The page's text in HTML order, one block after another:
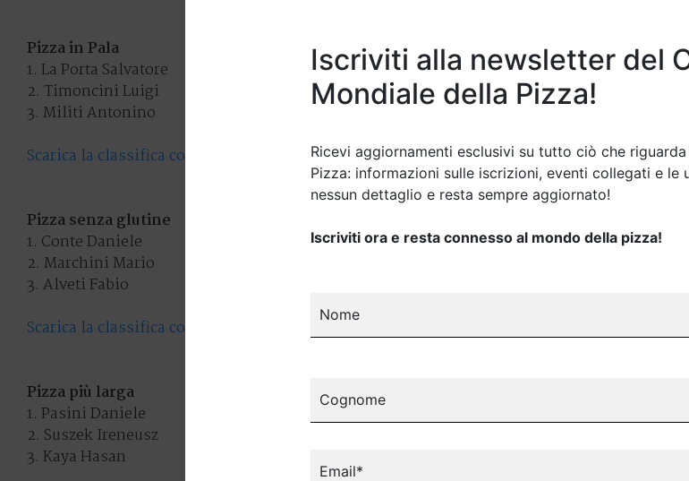
Iscriviti alla newsletter del
Mondiale della Pizza!
Ricevi aggiornamenti esclusivi su tutto ciò che
Pizza: informazioni sulle iscrizioni, eventi collegati e le
nessun dettaglio e resta sempre aggiornato!
Iscriviti ora e resta connesso al mondo della pizza!
Nome
Cognome
Email*
Pizza in Pala
1. La Porta Salvatore
2. Timoncini Luigi
3. Militi Antonino
Scarica la classifica completa della categoria Pizza in Pala
Pizza senza glutine
1. Conte Daniele
2. Marchini Mario
3. Alveti Fabio
Scarica la classifica completa della categoria Pizza senza glutine
Pizza più larga
1. Pasini Daniele
2. Suszek Ireneusz
3. Kaya Hasan